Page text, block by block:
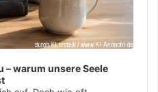
– warum unsere Seele